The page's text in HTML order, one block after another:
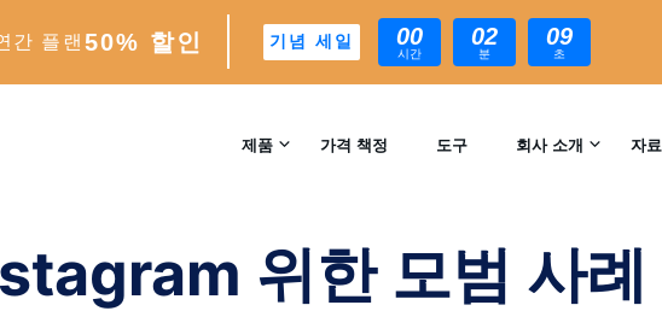
50% 할인
간 플랜 기념 세일 00
시간
02
분
07
초
제품 가격 책정 도구 회사 소개
리뷰
자료
블로그
위한 모범 사례